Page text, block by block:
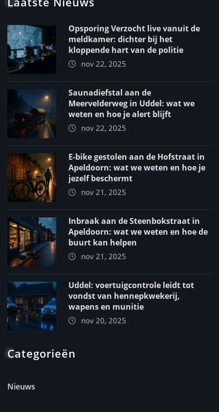
Opsporing Verzocht live vanuit de
meldkamer: dichter bij het
kloppende hart van de politie
nov 22, 2025
Saunadiefstal aan de
Meervelderweg in Uddel: wat we
weten en hoe je alert blijft
nov 22, 2025
E-bike gestolen aan de Hofstraat in
Apeldoorn: wat we weten en hoe je
jezelf beschermt
nov 21, 2025
Inbraak aan de Steenbokstraat in
Apeldoorn: wat we weten en hoe de
buurt kan helpen
nov 21, 2025
Uddel: voertuigcontrole leidt tot
vondst van hennepkwekerij,
wapens en munitie
nov 20, 2025
Categorieën
Nieuws